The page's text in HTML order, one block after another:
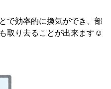
で効率的に換気ができ、部
取り去ることが出来ます☺